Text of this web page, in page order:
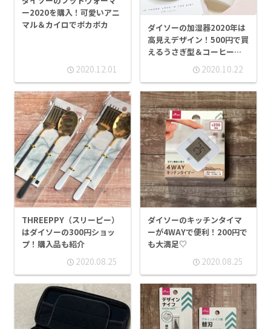
ー2020を購入！可愛いアニ
マル＆カイロでポカポカ
2020.12.01
ダイソーの加湿器2020年は
高見えデザイン！500円で買
えるうさぎ型＆コーヒーカ
2020.10.22
THREEPPY（スリーピー）
はダイソーの300円ショッ
プ！購入品も紹介
2020.08.25
ダイソーのキッチンタイマ
ーが4WAYで便利！200円で
も大満足♡
2020.08.25